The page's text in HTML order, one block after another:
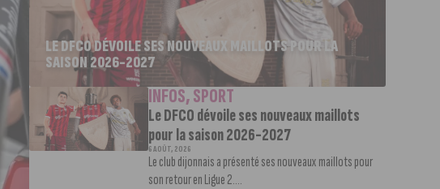
LE DFCO DÉVOILE SES NOUVEAUX MAILLOTS POUR LA
SAISON 2026-2027
INFOS,SPORT
Le DFCO dévoile ses nouveaux maillots
pour la saison 2026-2027
6 AOÛT, 2026
Le club dijonnais a présenté ses nouveaux maillots pour
son retour en Ligue 2....